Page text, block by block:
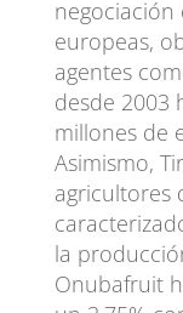
negociación
europeas,
agentes
desde 2003
millones de
Asimismo,
agricultores
la
Onubafruit